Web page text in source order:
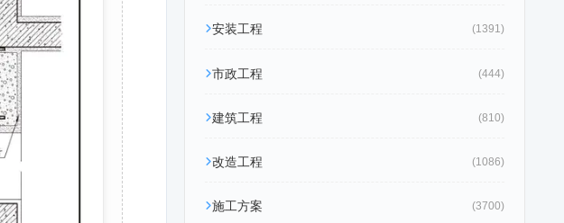
安装工程 (1391)
市政工程 (444)
建筑工程 (810)
改造工程 (1086)
施工方案 (3700)